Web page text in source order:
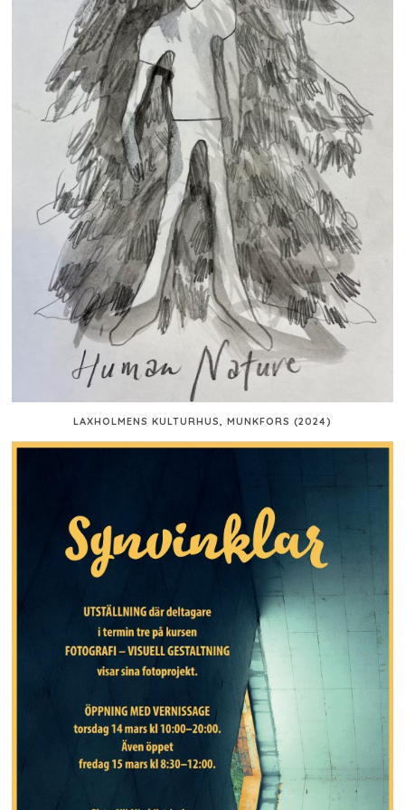
LAXHOLMENS KULTURHUS, MUNKFORS (2024)